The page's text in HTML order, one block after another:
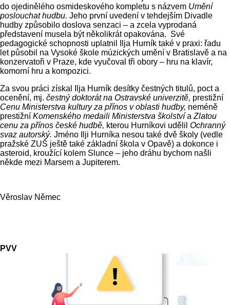
do ojedinělého osmideskového kompletu s názvem Umění
poslouchat hudbu. Jeho první uvedení v tehdejším Divadle
hudby způsobilo doslova senzaci – a zcela vyprodaná
představení musela být několikrát opakována. Své
pedagogické schopnosti uplatnil Ilja Hurník také v praxi: řadu
let působil na Vysoké škole múzických umění v Bratislavě a na
konzervatoři v Praze, kde vyučoval tři obory – hru na klavír,
komorní hru a kompozici.
Za svou práci získal Ilja Hurník desítky čestných titulů, poct a
ocenění, mj. čestný doktorát na Ostravské univerzitě, prestižní
Cenu Ministerstva kultury za přínos v oblasti hudby, neméně
prestižní Komenského medaili Ministerstva školstvía Zlatou
cenu za přínos české hudbě, kterou Hurníkovi udělil Ochranný
svaz autorský. Jméno Ilji Hurníka nesou také dvě školy (vedle
pražské ZUŠ ještě také základní škola v Opavě) a dokonce i
asteroid, kroužící kolem Slunce – jeho dráhu bychom našli
někde mezi Marsem a Jupiterem.
Věroslav Němec
PVV